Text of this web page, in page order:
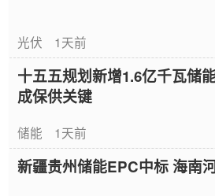
光伏 1天前
十五五规划新增1.6亿千瓦储
成保供关键
储能 1天前
新疆贵州储能EPC中标 海南